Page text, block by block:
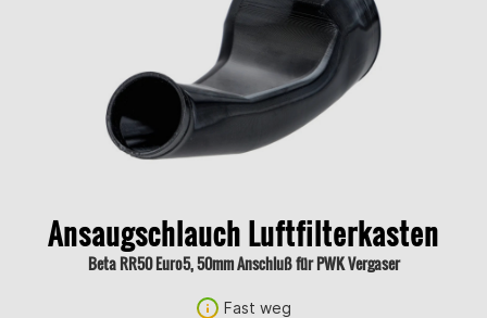
Ansaugschlauch Luftfilterkasten
Beta RR50 Euro5, 50mm Anschluß für PWK Vergaser
Fast weg